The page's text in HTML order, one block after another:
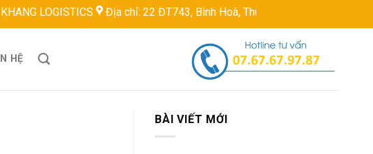
Địa chỉ: 22 ĐT743, Bình Hoà, Thuận An, Bình Dương, Việt Nam
HỆ
BÀI VIẾT MỚI